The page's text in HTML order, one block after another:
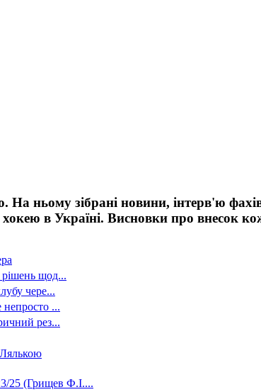
ньому зібрані новини, інтерв'ю
хокею в Україні. Висновки про внесок
рішень щод...
чере...
...
рез...
Лялькою
25 (Грищев Ф.І....